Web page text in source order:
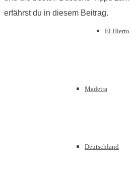
El Hierro
Madeira
Deutschland
erfährst du in diesem Beitrag.